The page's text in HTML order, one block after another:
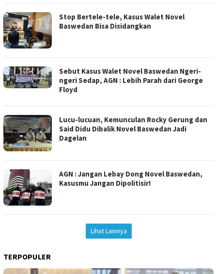
Stop Bertele-tele, Kasus Walet Novel
Baswedan Bisa Disidangkan
Sebut Kasus Walet Novel Baswedan Ngeri-
ngeri Sedap, AGN : Lebih Parah dari George
Floyd
Lucu-lucuan, Kemunculan Rocky Gerung dan
Said Didu Dibalik Novel Baswedan Jadi
Dagelan
AGN : Jangan Lebay Dong Novel Baswedan,
Kasusmu Jangan Dipolitisir!
Lihat Lainnya
TERPOPULER